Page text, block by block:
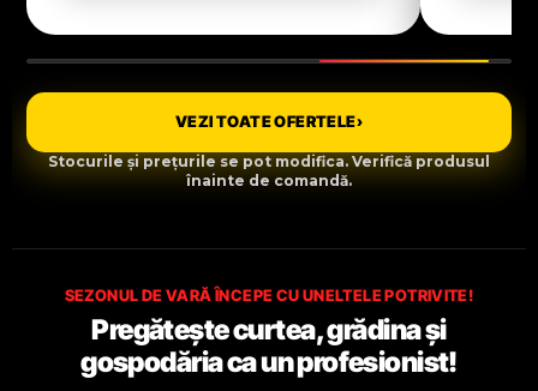
VEZI TOATE OFERTELE›
Stocurile și prețurile se pot modifica. Verifică produsul
înainte de comandă.
SEZONUL DE VARĂ ÎNCEPE CU UNELTELE POTRIVITE!
Pregătește curtea, grădina și
gospodăria ca un profesionist!